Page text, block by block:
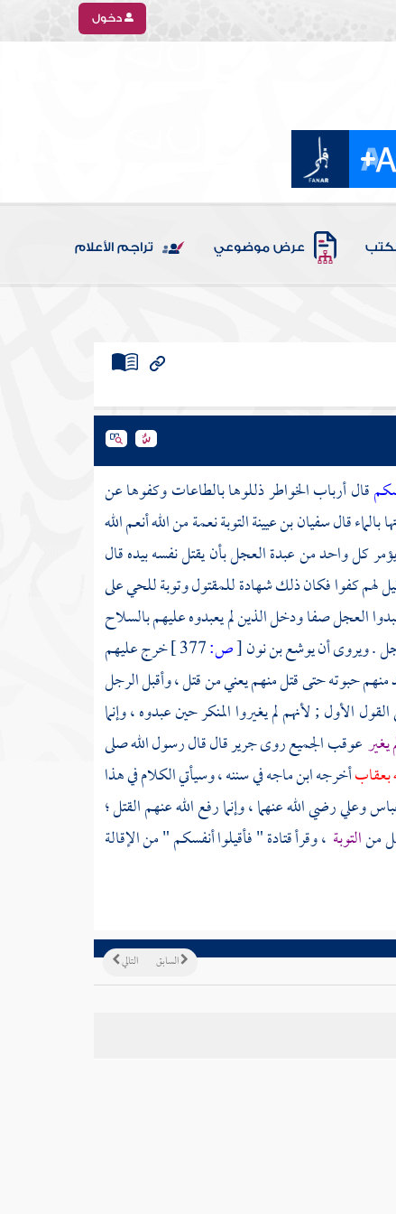
دخول
عرض موضوعي تراجم الأعلام
قال أرباب الخواطر ذللوها بالطاعات وكفوها عن
بالماء قالسفيان بن عيينةالتوبة نعمة من الله أنعم الله
يؤمر كل واحد من عبدة العجل بأن يقتل نفسه بيده قال
لهم كفوا فكان ذلك شهادة للمقتول وتوبة للحي على
العجل صفا ودخل الذين لم يعبدوه عليهم بالسلاح
. ويروى أنيوشع بن نون[ص:
خرج عليهم
حبوته حتى قتل منهم يعني من قتل ، وأقبل الرجل
الأول ; لأنهم لم يغيروا المنكر حين عبدوه ، وإنما
يغيرعوقب الجميع روىجريرقال قال رسول الله صلى
بعقابأخرجهابن ماجهفي سننه ، وسيأتي الكلام في هذا
وعلي رضي الله عنهما ، وإنما رفع الله عنهم القتل ؛
منالتوبة ، وقرأقتادة" فأقيلوا أنفسكم " من الإقالة
التالي السابق